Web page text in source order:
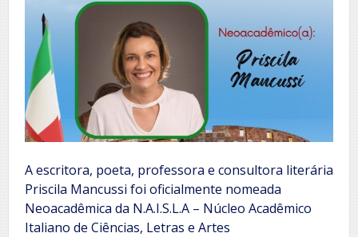
A escritora, poeta, professora e consultora literária
Priscila Mancussi foi oficialmente nomeada
Neoacadêmica da N.A.I.S.L.A – Núcleo Acadêmico
Italiano de Ciências, Letras e Artes